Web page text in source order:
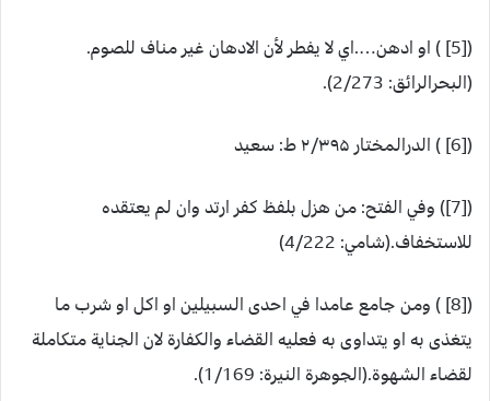
([5] ) او ادهن….اي لا يفطر لأن الادهان غير مناف للصوم.
(البحرالرائق: 2/273).
([6] ) الدرالمختار ۲/۳۹۵ ط: سعيد
([7]) وفي الفتح: من هزل بلفظ كفر ارتد وان لم يعتقده
للاستخفاف.(شامي: 4/222)
([8] ) ومن جامع عامدا في احدى السبيلين او اكل او شرب ما
يتغذى به او يتداوى به فعليه القضاء والكفارة لان الجناية متكاملة
لقضاء الشهوة.(الجوهرة النيرة: 1/169).